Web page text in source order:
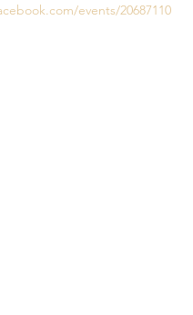
events/20687110